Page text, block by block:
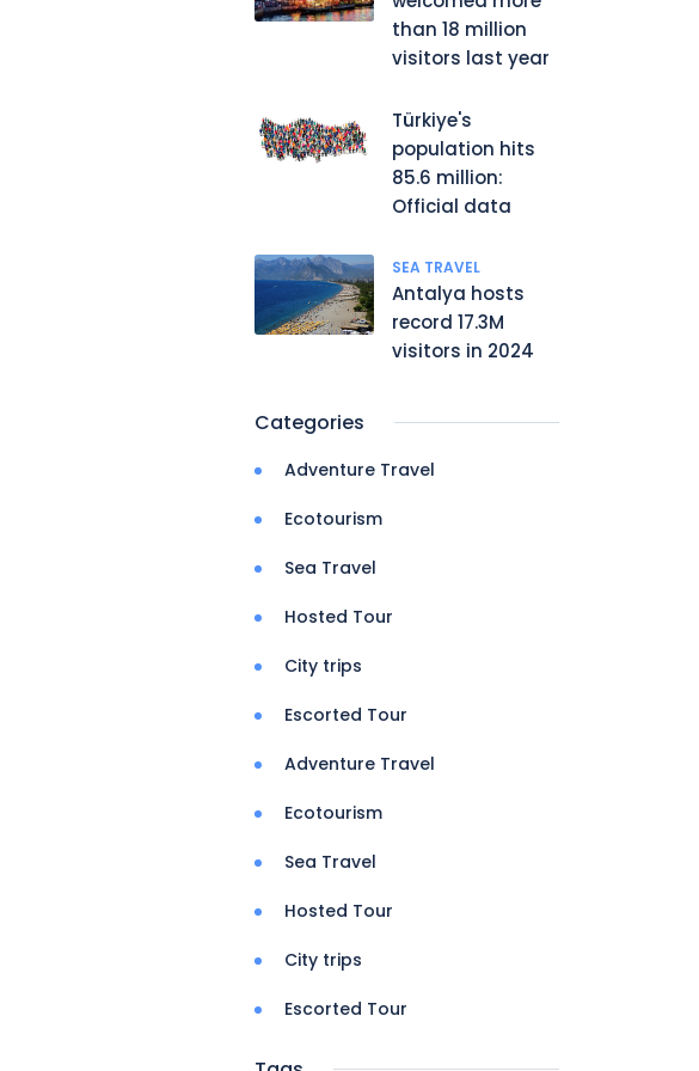
than 18 million
visitors last year
Türkiye's
population hits
85.6 million:
Official data
SEA TRAVEL
Antalya hosts
record 17.3M
visitors in 2024
Categories
Adventure Travel
Ecotourism
Sea Travel
Hosted Tour
City trips
Escorted Tour
Adventure Travel
Ecotourism
Sea Travel
Hosted Tour
City trips
Escorted Tour